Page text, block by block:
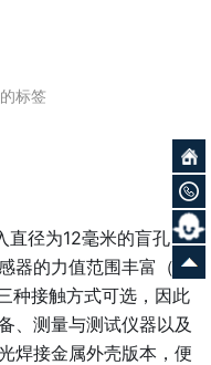
标签
直径为12毫米的盲孔
器的力值范围丰富（18
种接触方式可选，因此
、测量与测试仪器以及
焊接金属外壳版本，便